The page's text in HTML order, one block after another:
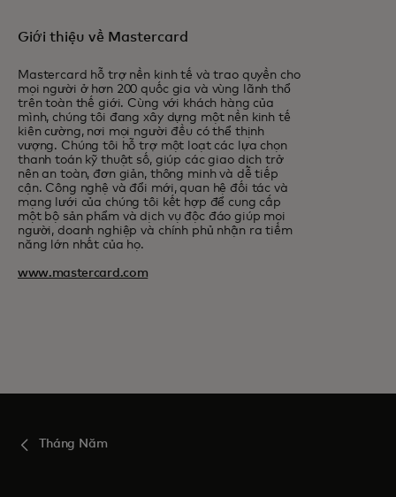
Giới thiệu về Mastercard
Mastercard hỗ trợ nền kinh tế và trao quyền cho
mọi người ở hơn 200 quốc gia và vùng lãnh thổ
trên toàn thế giới. Cùng với khách hàng của
mình, chúng tôi đang xây dựng một nền kinh tế
kiên cường, nơi mọi người đều có thể thịnh
vượng. Chúng tôi hỗ trợ một loạt các lựa chọn
thanh toán kỹ thuật số, giúp các giao dịch trở
nên an toàn, đơn giản, thông minh và dễ tiếp
cận. Công nghệ và đổi mới, quan hệ đối tác và
mạng lưới của chúng tôi kết hợp để cung cấp
một bộ sản phẩm và dịch vụ độc đáo giúp mọi
người, doanh nghiệp và chính phủ nhận ra tiềm
năng lớn nhất của họ.
www.mastercard.com
Tháng Năm